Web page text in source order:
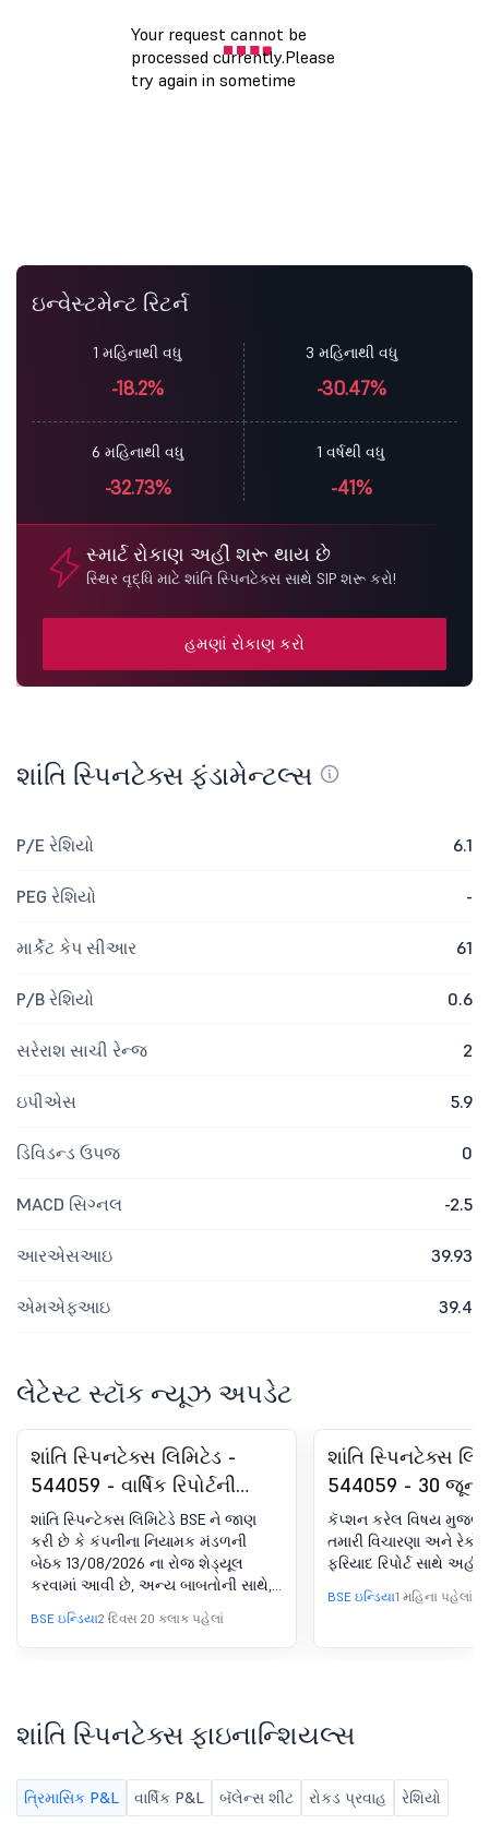
ઇન્વેસ્ટમેન્ટ રિટર્ન
1 મહિનાથી વધુ
-18.2%
3 મહિનાથી વધુ
-30.47%
6 મહિનાથી વધુ
-32.73%
1 વર્ષથી વધુ
-41%
સ્માર્ટ રોકાણ અહીં શરૂ થાય છે
સ્થિર વૃદ્ધિ માટે શાંતિ સ્પિનટેક્સ સાથે SIP શરૂ કરો!
હમણાં રોકાણ કરો
શાંતિ સ્પિનટેક્સ ફંડામેન્ટલ્સ
P/E રેશિયો 6.1
PEG રેશિયો -
માર્કેટ કેપ સીઆર 61
P/B રેશિયો 0.6
સરેરાશ સાચી રેન્જ 2
ઇપીએસ 5.9
ડિવિડન્ડ ઉપજ 0
MACD સિગ્નલ -2.5
આરએસઆઇ 39.93
એમએફઆઇ 39.4
લેટેસ્ટ સ્ટૉક ન્યૂઝ અપડેટ
શાંતિ સ્પિનટેક્સ લિમિટેડ -
544059 - વાર્ષિક રિપોર્ટની
મંજૂરી અને 16Th વાર્ષિક જનરલ
મીટિંગના આયોજન માટે બોર્ડ
મીટિંગની સૂચના
શાંતિ સ્પિન્ટેક્સ લિમિટેડે BSE ને જાણ
કરી છે કે કંપનીના નિયામક મંડળની
બેઠક 13/08/2026 ના રોજ શેડ્યૂલ
કરવામાં આવી છે, અન્ય બાબતોની સાથે,
ડિરેક્ટર્સનો રિપોર્ટ અને 31 માર્ચ, 2026 ના
રોજ સમાપ્ત થયેલ ફાઇનાન્શિયલ વર્ષ
માટે તેના પરિશિષ્ટો સહિત વાર્ષિક રિપોર્ટને
બોલાવવાની નોટિસ, અને ફાઇનાન્શિયલ
વર્ષ 2026-27 માટે આંતરિક ઑડિટર અને
પ્રાસંગિક બાબતો. આ સંદર્ભમાં વિગતવાર
સૂચના અહીં જોડાયેલ છે.
BSE ઇન્ડિયા2 દિવસ 20 કલાક પહેલાં
શાંતિ સ્પિનટેક્સ
544059 - 30 જૂન
રોજ સમાપ્ત થયેલ
માટે સિક્યોરિટીઝ
એક્સચેન્જ બોર્ડ
(લિસ્ટિંગ
રેગ્યુલેશન,
કૅપ્શન કરેલ વિષય મુજબ,
તમારી વિચારણા અને
ફરિયાદ રિપોર્ટ સાથે
BSE ઇન્ડિયા1 મહિના પહેલાં
શાંતિ સ્પિનટેક્સ ફાઇનાન્શિયલ્સ
ત્રિમાસિક P&L વાર્ષિક P&L બૅલેન્સ શીટ રોકડ પ્રવાહ રેશિયો